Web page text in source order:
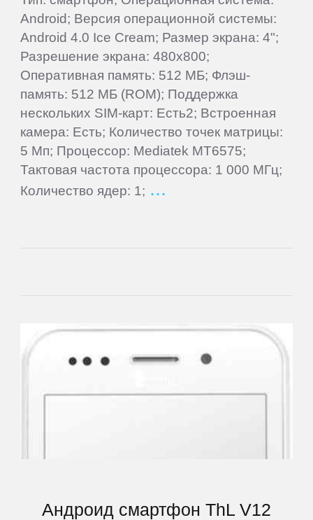
Android; Версия операционной системы:
Android 4.0 Ice Cream; Размер экрана: 4";
Разрешение экрана: 480x800;
Оперативная память: 512 МБ; Флэш-
память: 512 МБ (ROM); Поддержка
нескольких SIM-карт: Есть2; Встроенная
камера: Есть; Количество точек матрицы:
5 Мп; Процессор: Mediatek MT6575;
Тактовая частота процессора: 1 000 МГц;
Количество ядер: 1;
Андроид смартфон ThL V12
Yarvik
ZTE
СМАРТФОНЫ
Acer
Alcatel
BenQ
BlackBerry